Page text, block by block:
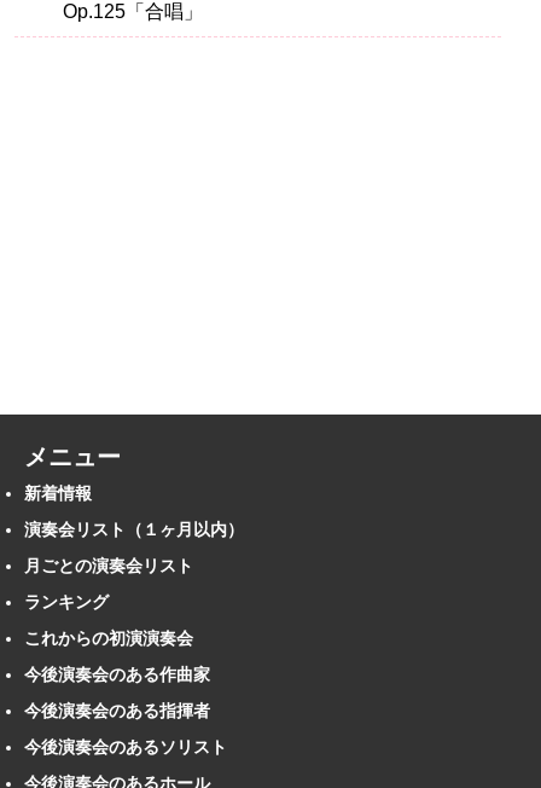
Op.125「合唱」
メニュー
新着情報
演奏会リスト（１ヶ月以内）
月ごとの演奏会リスト
ランキング
これからの初演演奏会
今後演奏会のある作曲家
今後演奏会のある指揮者
今後演奏会のあるソリスト
今後演奏会のあるホール